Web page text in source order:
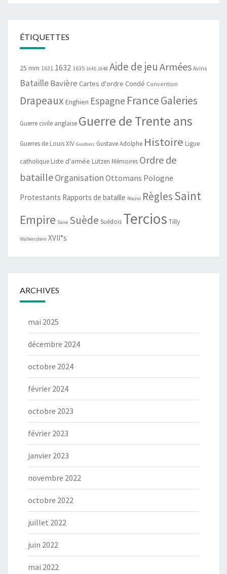
ÉTIQUETTES
25 mm 1631 1632 1635 1645 1648 Aide de jeu Armées Avins
BatailleBavière Cartes d'ordre Condé Convention
Drapeaux Enghien Espagne FranceGaleries
Guerre civile anglaise Guerre de Trente ans
Guerres de Louis XIV Guidons Gustave Adolphe Histoire Ligue
catholiqueListe d'armée Lützen Mémoires Ordre de
batailleOrganisationOttomans Pologne
Protestants Rapports de bataille Rocroi RèglesSaint
Empire Saxe Suède Suédois Tercios Tilly
Wallenstein XVII°s
ARCHIVES
mai 2025
décembre 2024
octobre 2024
février 2024
octobre 2023
février 2023
janvier 2023
novembre 2022
octobre 2022
juillet 2022
juin 2022
mai 2022